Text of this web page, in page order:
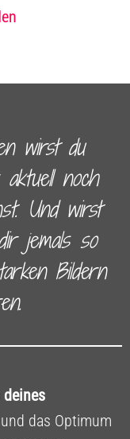
wirst du
noch
Und wirst
jemals so
Bildern
und das Optimum